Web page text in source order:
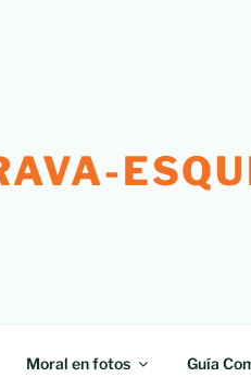
Moral en fotos Guía